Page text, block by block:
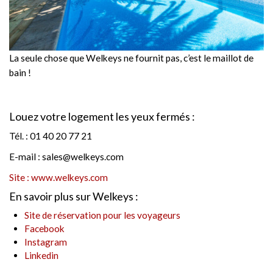
La seule chose que Welkeys ne fournit pas, c’est le maillot de
bain !
Louez votre logement les yeux fermés :
Tél. : 01 40 20 77 21
E-mail : sales@welkeys.com
Site : www.welkeys.com
En savoir plus sur Welkeys :
Site de réservation pour les voyageurs
Facebook
Instagram
Linkedin